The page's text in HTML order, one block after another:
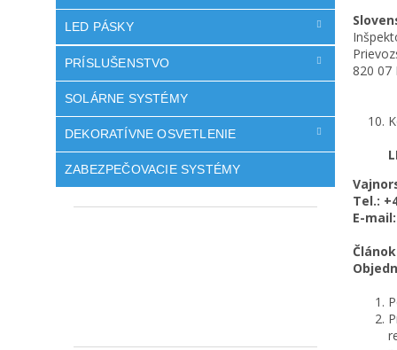
LED PÁSKY
PRÍSLUŠENSTVO
SOLÁRNE SYSTÉMY
DEKORATÍVNE OSVETLENIE
ZABEZPEČOVACIE SYSTÉMY
820 07
Tel.:
E-mail: